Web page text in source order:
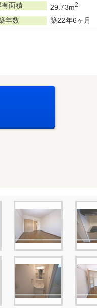
有面積 29.73m2
年数 築22年6ヶ月